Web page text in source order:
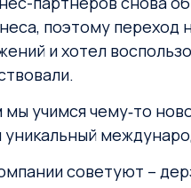
поэтому переход
и хотел
учимся чему‑то
советуют –